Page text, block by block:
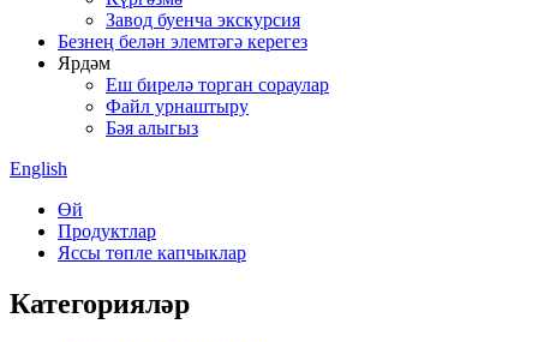
Завод буенча экскурсия
Безнең белән элемтәгә керегез
Ярдәм
Еш бирелә торган сораулар
Файл урнаштыру
Бәя алыгыз
English
Өй
Продуктлар
Яссы төпле капчыклар
Категорияләр